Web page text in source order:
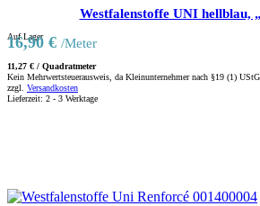
Westfalenstoffe UNI hellblau,
Auf Lager
16,90 € /Meter
11,27 € / Quadratmeter
Kein Mehrwertsteuerausweis, da Kleinunternehmer nach §19 (1) UStG.
zzgl. Versandkosten
Lieferzeit: 2 - 3 Werktage